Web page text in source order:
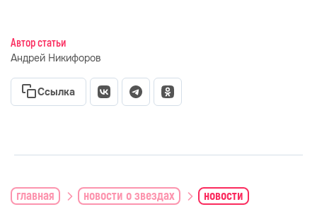
Автор статьи
Андрей Никифоров
Ссылка
главная новости о звездах новости